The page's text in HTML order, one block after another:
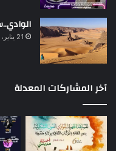
21 يناير، 2021
آخر المشاركات المعدلة